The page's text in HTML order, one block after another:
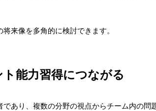
来像を多角的に検討できます。
能力習得につながる
あり、複数の分野の視点からチーム内の問